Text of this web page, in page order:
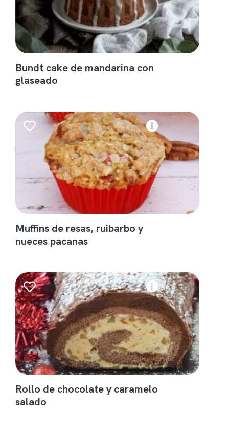
Bundt cake de mandarina con
glaseado
Muffins de resas, ruibarbo y
nueces pacanas
Rollo de chocolate y caramelo
salado